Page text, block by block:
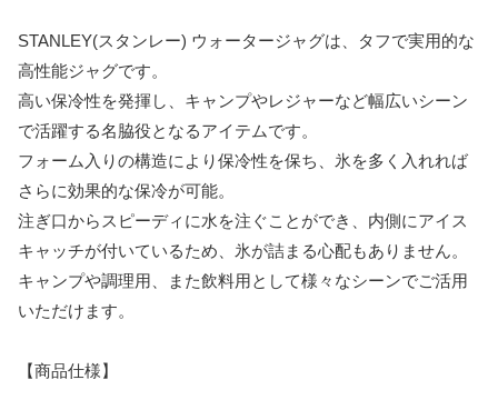
STANLEY(スタンレー) ウォータージャグは、タフで実用的な
高性能ジャグです。
高い保冷性を発揮し、キャンプやレジャーなど幅広いシーン
で活躍する名脇役となるアイテムです。
フォーム入りの構造により保冷性を保ち、氷を多く入れれば
さらに効果的な保冷が可能。
注ぎ口からスピーディに水を注ぐことができ、内側にアイス
キャッチが付いているため、氷が詰まる心配もありません。
キャンプや調理用、また飲料用として様々なシーンでご活用
いただけます。
【商品仕様】